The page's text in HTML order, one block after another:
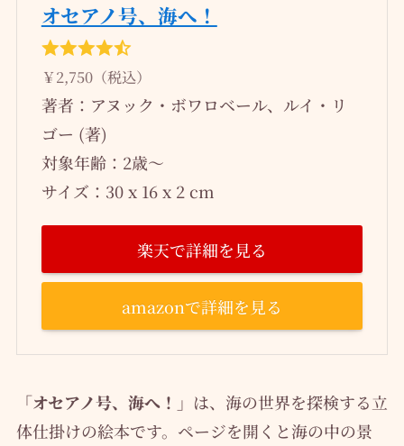
オセアノ号、海へ！
￥2,750（税込）
著者：アヌック・ボワロベール、ルイ・リ
ゴー (著)
対象年齢：2歳～
サイズ：30 x 16 x 2 cm
楽天で詳細を見る
amazonで詳細を見る
「オセアノ号、海へ！」 は、海の世界を探検する立
体仕掛けの絵本です。ページを開くと海の中の景